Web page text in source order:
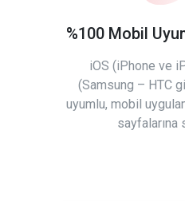
%100 Mobil
iOS (iPhone ve
(Samsung – HTC
uyumlu, mobil
sayfalarına